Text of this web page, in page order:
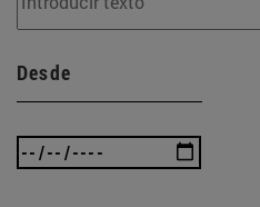
Desde